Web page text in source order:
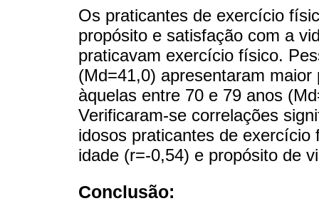
Os praticantes de exercício
propósito e satisfação com a
praticavam exercício físico.
(Md=41,0) apresentaram
àquelas entre 70 e 79 anos
Verificaram-se correlações
idosos praticantes de
idade (r=-0,54) e propósito de
Conclusão: